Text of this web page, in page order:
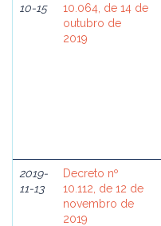
10-15
10.064, de 14 de
outubro de
2019
2019-
11-13
Decreto nº
10.112, de 12 de
novembro de
2019